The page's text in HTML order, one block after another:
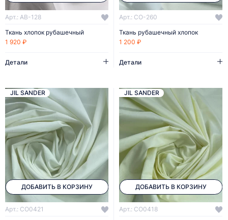
Арт.: AB-128
Ткань хлопок рубашечный
1 920 ₽
Детали
Арт.: CO-260
Ткань рубашечный хлопок
1 200 ₽
Детали
ДОБАВИТЬ В КОРЗИНУ
JIL SANDER
Арт.: CO0421
ДОБАВИТЬ В КОРЗИНУ
JIL SANDER
Арт.: CO0418